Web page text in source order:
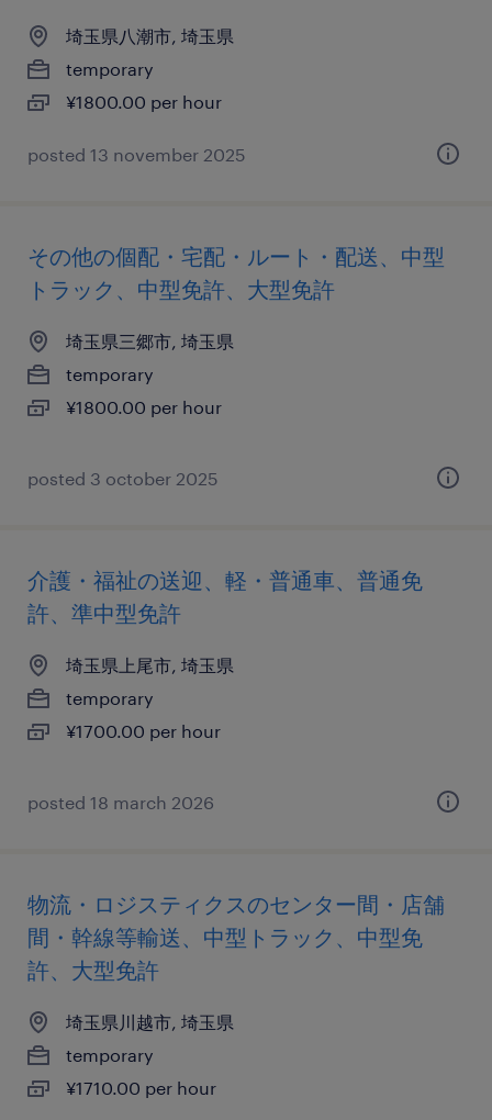
埼玉県八潮市, 埼玉県
temporary
¥1800.00 per hour
posted 13 november 2025
その他の個配・宅配・ルート・配送、中型
トラック、中型免許、大型免許
埼玉県三郷市, 埼玉県
temporary
¥1800.00 per hour
posted 3 october 2025
介護・福祉の送迎、軽・普通車、普通免
許、準中型免許
埼玉県上尾市, 埼玉県
temporary
¥1700.00 per hour
posted 18 march 2026
物流・ロジスティクスのセンター間・店舗
間・幹線等輸送、中型トラック、中型免
許、大型免許
埼玉県川越市, 埼玉県
temporary
¥1710.00 per hour